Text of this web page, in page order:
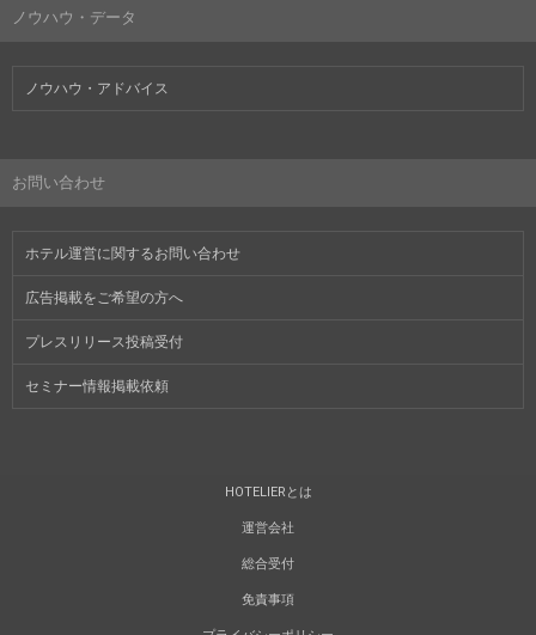
ノウハウ・データ
ノウハウ・アドバイス
お問い合わせ
ホテル運営に関するお問い合わせ
広告掲載をご希望の方へ
プレスリリース投稿受付
セミナー情報掲載依頼
HOTELIERとは
運営会社
総合受付
免責事項